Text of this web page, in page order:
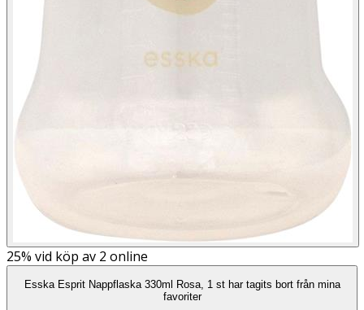
25% vid köp av 2 online
Esska Esprit Nappflaska 330ml Rosa, 1 st har tagits bort från mina
favoriter